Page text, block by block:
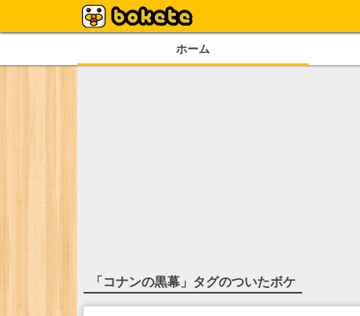
ホーム
「コナンの黒幕 」タグのついたボケ